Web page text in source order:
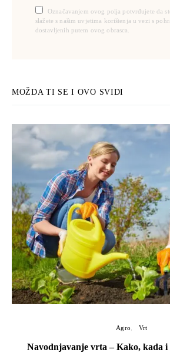
Označavanjem ovog polja potvrđujete da
slažete s našim uvjetima korištenja u vezi s
dostavljenih putem ovog obrasca.
MOŽDA TI SE I OVO SVIDI
Agro Vrt
Navodnjavanje vrta – Kako, kada